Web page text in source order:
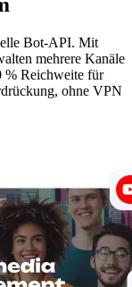
Bot-API. Mit
mehrere Kanäle
% Reichweite für
ohne VPN